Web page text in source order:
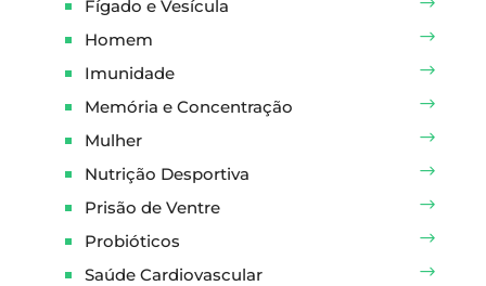
Fígado e Vesícula
Homem
Imunidade
Memória e Concentração
Mulher
Nutrição Desportiva
Prisão de Ventre
Probióticos
Saúde Cardiovascular